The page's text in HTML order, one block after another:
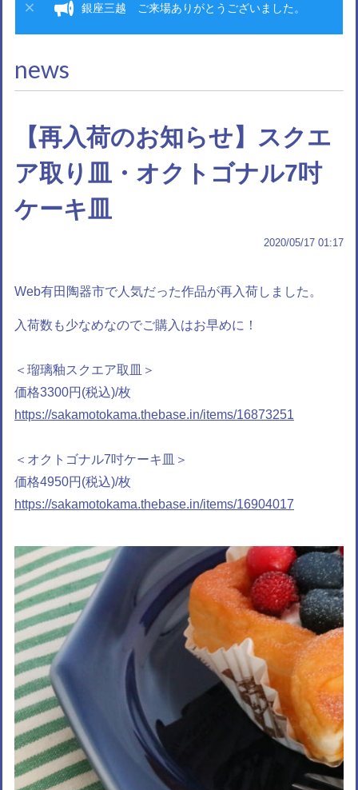
銀座三越 ご来場ありがとうございました。
news
【再入荷のお知らせ】スクエ
ア取り皿・オクトゴナル7吋
ケーキ皿
2020/05/17 01:17
Web有田陶器市で人気だった作品が再入荷しました。
入荷数も少なめなのでご購入はお早めに！
＜瑠璃釉スクエア取皿＞
価格3300円(税込)/枚
https://sakamotokama.thebase.in/items/16873251
＜オクトゴナル7吋ケーキ皿＞
価格4950円(税込)/枚
https://sakamotokama.thebase.in/items/16904017